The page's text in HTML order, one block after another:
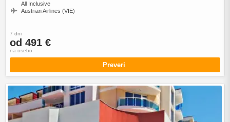
All Inclusive
Austrian Airlines (VIE)
7 dni
od 491 €
na osebo
Preveri